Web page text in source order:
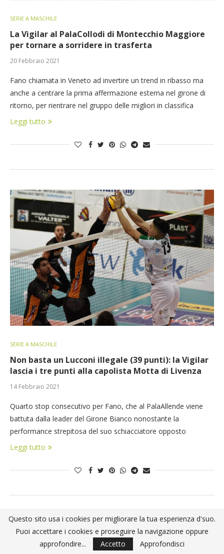
SERIE A MASCHILE
La Vigilar al PalaCollodi di Montecchio Maggiore
per tornare a sorridere in trasferta
20 Febbraio 2021
Fano chiamata in Veneto ad invertire un trend in ribasso ma
anche a centrare la prima affermazione esterna nel girone di
ritorno, per rientrare nel gruppo delle migliori in classifica
Leggi tutto
SERIE A MASCHILE
Non basta un Lucconi illegale (39 punti): la Vigilar
lascia i tre punti alla capolista Motta di Livenza
14 Febbraio 2021
Quarto stop consecutivo per Fano, che al PalaAllende viene
battuta dalla leader del Girone Bianco nonostante la
performance strepitosa del suo schiacciatore opposto
Leggi tutto
Questo sito usa i cookies per migliorare la tua esperienza d'suo.
Puoi accettare i cookies e proseguire la navigazione oppure
approfondire...
Accetto Approfondisci